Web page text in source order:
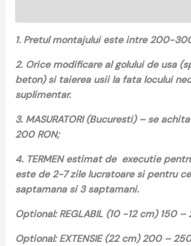
1. Pretul montajului este intre 200-
2. Orice modificare al golului de usa
beton) si taierea usii la fata locului
suplimentar.
3. MASURATORI (Bucuresti) – se
200 RON;
4. TERMEN estimat de executie
este de 2-7 zile lucratoare si pentru
saptamana si 3 saptamani.
Optional: REGLABIL (10 -12 cm) 150 –
Optional: EXTENSIE (22 cm) 200 –